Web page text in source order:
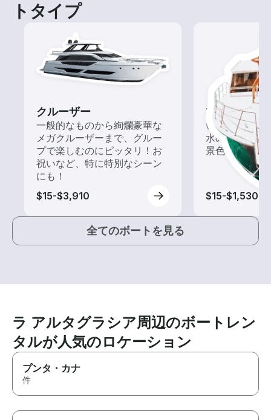
トタイプ
クルーザー
一般的なものから絢爛豪華な
メガクルーザーまで、グルー
プで楽しむのにピッタリ！お
祝いなど、特に特別なシーン
にも！
$15-$3,910
ツアー
いろんな再発
水の上から眺
景色を楽しも
$15-$1,530
全てのボートを見る
ラ アルタグラシア周辺のボートレン
タルが人気のロケーション
プンタ・カナ
件